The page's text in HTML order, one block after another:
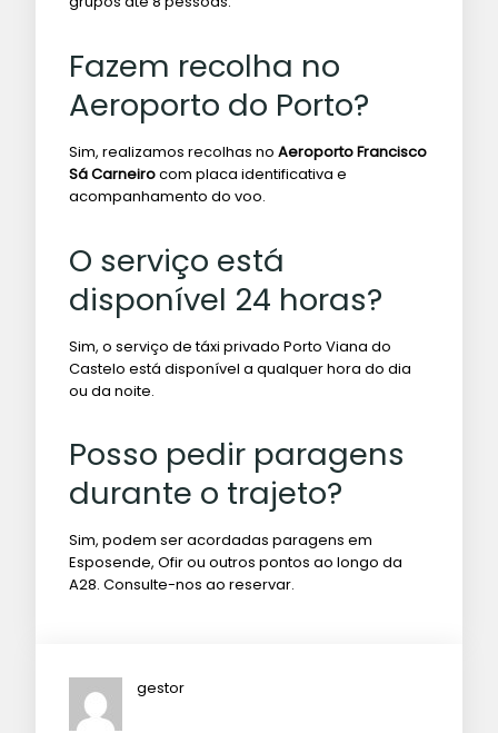
Fazem recolha no
Aeroporto do Porto?
Sim, realizamos recolhas no Aeroporto Francisco
Sá Carneirocom placa identificativa e
acompanhamento do voo.
O serviço está
disponível 24 horas?
Sim, o serviço de táxi privado Porto Viana do
Castelo está disponível a qualquer hora do dia
ou da noite.
Posso pedir paragens
durante o trajeto?
Sim, podem ser acordadas paragens em
Esposende, Ofir ou outros pontos ao longo da
A28. Consulte-nos ao reservar.
gestor